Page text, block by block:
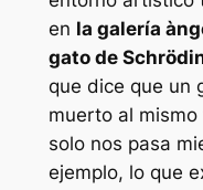
en la galería
gato de
que dice que un
muerto al
solo nos pasa
ejemplo, lo que